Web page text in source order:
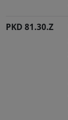
PKD 81.30.Z